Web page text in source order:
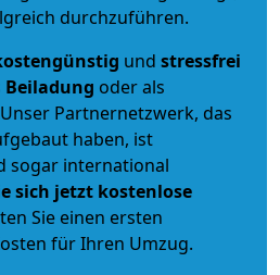
durchzuführen.
und stressfrei
Beiladung oder als
Partnernetzwerk, das
haben, ist
sogar international
sich jetzt kostenlose
Sie einen ersten
für Ihren Umzug.